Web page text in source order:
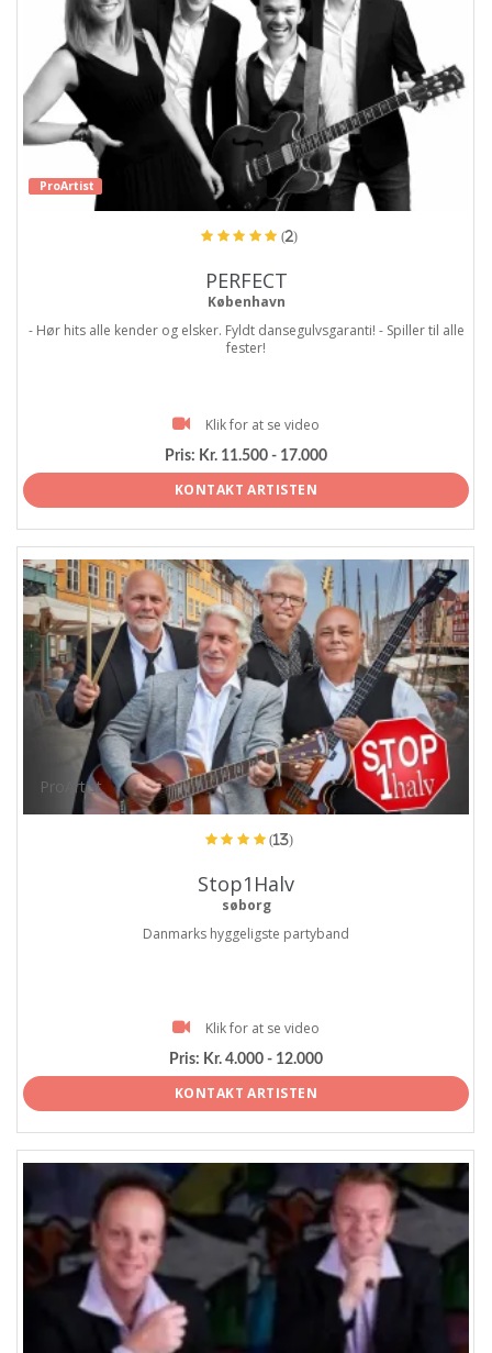
ProArtist
(2)
PERFECT
København
- Hør hits alle kender og elsker. Fyldt dansegulvsgaranti! - Spiller til alle
fester!
Klik for at se video
Pris: Kr. 11.500 - 17.000
KONTAKT ARTISTEN
ProArtist
(13)
Stop1Halv
søborg
Danmarks hyggeligste partyband
Klik for at se video
Pris: Kr. 4.000 - 12.000
KONTAKT ARTISTEN